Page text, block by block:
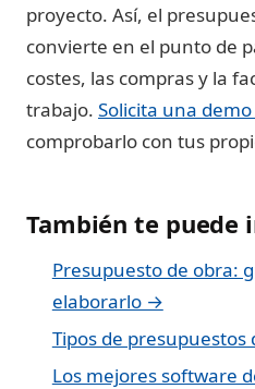
proyecto. Así, el
convierte en el punto de
costes, las compras y la
trabajo. Solicita una
comprobarlo con tus
También te puede
Presupuesto de obra:
elaborarlo →
Tipos de
Los mejores software